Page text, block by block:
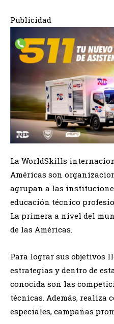
Publicidad
La WorldSkills
Américas son
agrupan a las
educación técnico
La primera a nivel del
de las Américas.
Para lograr sus objetivos
estrategias y dentro de
conocida son las
técnicas. Además, realiza
especiales, campañas